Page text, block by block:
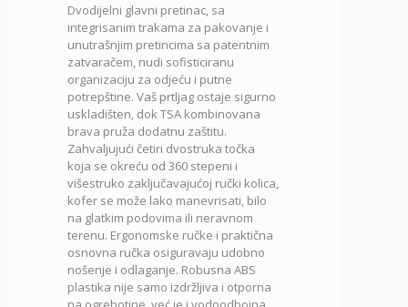
7000146-
terakot,
Travelite
količina
Dvodijelni glavni pretinac, sa
integrisanim trakama za pakovanje i
unutrašnjim pretincima sa patentnim
zatvaračem, nudi sofisticiranu
organizaciju za odjeću i putne
potrepštine. Vaš prtljag ostaje sigurno
uskladišten, dok TSA kombinovana
brava pruža dodatnu zaštitu.
Zahvaljujući četiri dvostruka točka
koja se okreću od 360 stepeni i
višestruko zaključavajućoj ručki kolica,
kofer se može lako manevrisati, bilo
na glatkim podovima ili neravnom
terenu. Ergonomske ručke i praktična
osnovna ručka osiguravaju udobno
nošenje i odlaganje. Robusna ABS
plastika nije samo izdržljiva i otporna